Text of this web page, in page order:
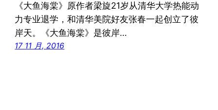
《大鱼海棠》原作者梁旋21岁从清华大学热能动
力专业退学，和清华美院好友张春一起创立了彼
岸天。《大鱼海棠》是彼岸…
17 11 月, 2016